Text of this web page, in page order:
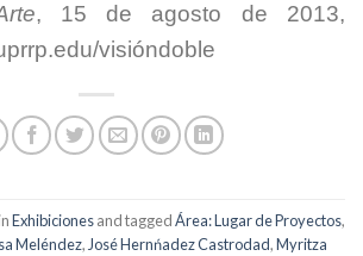
, 15 de agosto de 2013,
visióndoble
Exhibicionesand taggedÁrea: Lugar de Proyectos,
Meléndez, José Hernńadez Castrodad,Myritza